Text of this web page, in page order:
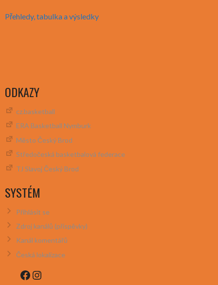
Přehledy, tabulka a výsledky
ODKAZY
cz.basketball
ERA Basketball Nymburk
Město Český Brod
Středočeská basketbalová federace
TJ Slavoj Český Brod
SYSTÉM
Přihlásit se
Zdroj kanálů (příspěvky)
Kanál komentářů
Česká lokalizace
Facebook
Instagram